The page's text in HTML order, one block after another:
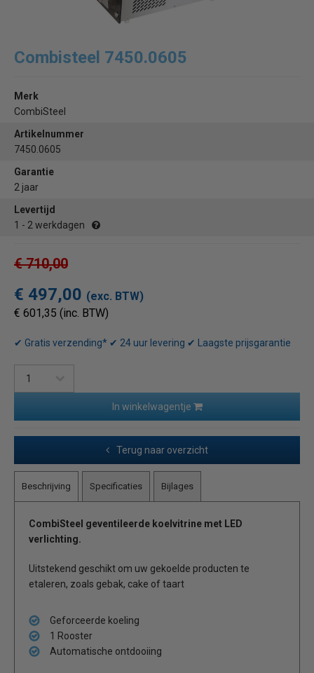
Combisteel 7450.0605
Merk
CombiSteel
Artikelnummer
7450.0605
Garantie
2 jaar
Levertijd
1 - 2 werkdagen
€ 710,00
€ 497,00 (exc. BTW)
€ 601,35 (inc. BTW)
✔ Gratis verzending* ✔ 24 uur levering ✔ Laagste prijsgarantie
In winkelwagentje
Terug naar overzicht
Beschrijving Specificaties Bijlages
CombiSteel geventileerde koelvitrine met LED
verlichting.
Uitstekend geschikt om uw gekoelde producten te
etaleren, zoals gebak, cake of taart
Geforceerde koeling
1 Rooster
Automatische ontdooiing